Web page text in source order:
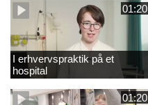
01:20
I erhvervspraktik på et
hospital
01:20